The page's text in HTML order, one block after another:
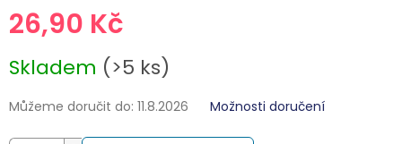
26,90 Kč
cena:
Skladem (>5 ks)
Můžeme doručit do: 11.8.2026 Možnosti doručení